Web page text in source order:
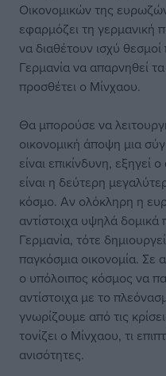
Οικονομικών της
εφαρμόζει τη γερμανική
να διαθέτουν ισχύ
Γερμανία να απαρνηθεί
προσθέτει ο Μίνχαου.
Θα μπορούσε να
οικονομική άποψη μια
είναι επικίνδυνη,
είναι η δεύτερη
κόσμο. Αν ολόκληρη η
αντίστοιχα υψηλά
Γερμανία, τότε
παγκόσμια οικονομία. Σε
ο υπόλοιπος κόσμος να
αντίστοιχα με το
γνωρίζουμε από τις
τονίζει ο Μίνχαου, τι
ανισότητες.